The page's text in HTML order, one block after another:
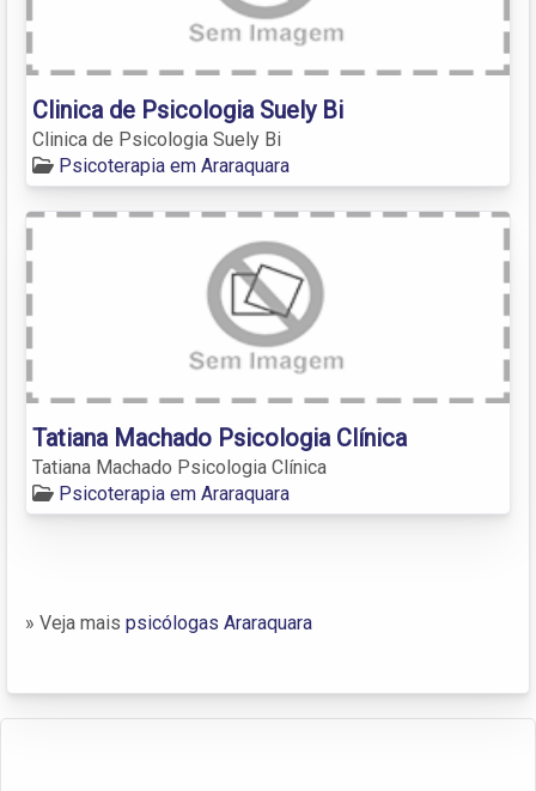
Clinica de Psicologia Suely Bi
Clinica de Psicologia Suely Bi
Psicoterapia em Araraquara
Tatiana Machado Psicologia Clínica
Tatiana Machado Psicologia Clínica
Psicoterapia em Araraquara
» Veja mais psicólogas Araraquara